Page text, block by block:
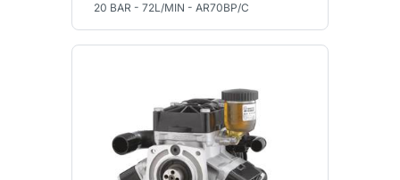
20 BAR - 72L/MIN - AR70BP/C